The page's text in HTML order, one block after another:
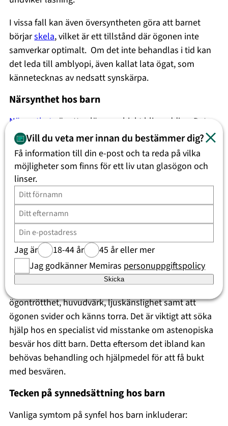
I vissa fall kan även översyntheten göra att barnet
börjarskela, vilket är ett tillstånd där ögonen inte
samverkar optimalt. Om det inte behandlas i tid kan
det leda till amblyopi, även kallat lata ögat, som
kännetecknas av nedsatt synskärpa.
Närsynthet hos barn
Närsynthet gör att avlägsna objekt blir suddiga. Det
märks ofta genom att barnet sitter nära TV:n, har svårt
att se tavlan i skolan eller klagar på suddig syn på
långt håll. Närsynthet är ofta ärftligt, så om du som
förälder själv är närsynt eller har astigmatism är det
viktigt att vara extra uppmärksam på om ditt barn
visar tecken på dessa synfel.
Trötta och ansträngda ögon
I takt med det ökade användandet av skärmenheter
drabbas också fler och fler barn och unga av trötta
och ansträngda ögon. Termen för dessa ögonproblem
ögontrötthet, huvudvärk, ljuskänslighet samt att
ögonen svider och känns torra. Det är viktigt att söka
hjälp hos en specialist vid misstanke om astenopiska
besvär hos ditt barn. Detta eftersom det ibland kan
behövas behandling och hjälpmedel för att få bukt
med besvären.
Tecken på synnedsättning hos barn
Vanliga symtom på synfel hos barn inkluderar:
Vill du veta mer innan du bestämmer dig?
Få information till din e-post och ta reda på vilka
möjligheter som finns för ett liv utan glasögon och
linser.
Jag är 18-44 år
45 år eller mer
Jag godkänner Memiras personuppgiftspolicy
Skicka